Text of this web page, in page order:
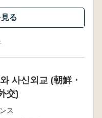
사신외교 (朝鮮・
交)
ス